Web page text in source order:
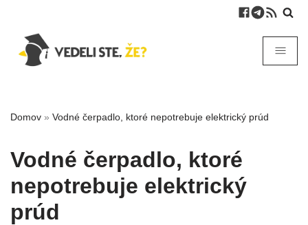
Domov » Vodné čerpadlo, ktoré nepotrebuje elektrický prúd
Vodné čerpadlo, ktoré
nepotrebuje elektrický
prúd